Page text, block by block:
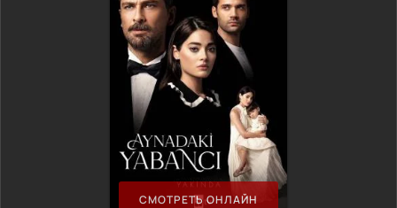
СМОТРЕТЬ ОНЛАЙН